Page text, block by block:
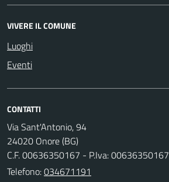
VIVERE IL COMUNE
Luoghi
Eventi
CONTATTI
Via Sant'Antonio, 94
24020 Onore (BG)
C.F. 00636350167 - P.Iva: 00636350167
Telefono:034671191